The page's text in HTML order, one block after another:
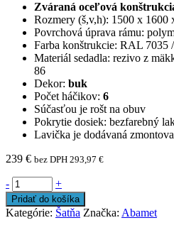
Zváraná oceľová
Rozmery (š,v,h): 1500 x 1600
Povrchová úprava rámu:
Farba konštrukcie: RAL 7035
Materiál sedadla: rezivo z
86
Dekor: buk
Počet háčikov: 6
Súčasťou je rošt na obuv
Pokrytie dosiek: bezfarebný
Lavička je dodávaná
239 € bez DPH 293,97 €
- +
Pridať do košíka
Kategórie: Šatňa Značka: Abamet